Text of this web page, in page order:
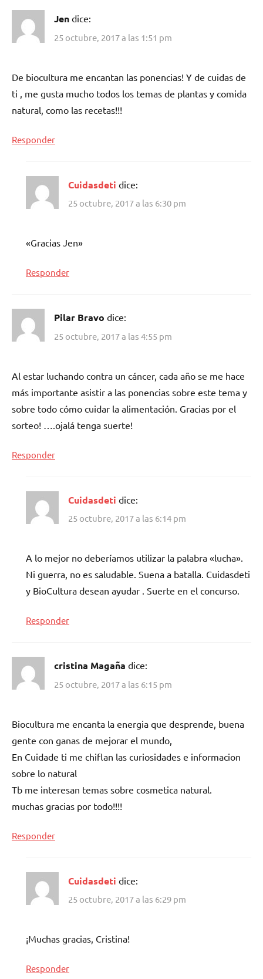
Jen dice:
25 octubre, 2017 a las 1:51 pm
De biocultura me encantan las ponencias! Y de cuidas de
ti , me gusta mucho todos los temas de plantas y comida
natural, como las recetas!!!
Responder
Cuidasdeti dice:
25 octubre, 2017 a las 6:30 pm
«Gracias Jen»
Responder
Pilar Bravo dice:
25 octubre, 2017 a las 4:55 pm
Al estar luchando contra un cáncer, cada año se me hace
más importante asistir a las ponencias sobre este tema y
sobre todo cómo cuidar la alimentación. Gracias por el
sorteo! ….ojalá tenga suerte!
Responder
Cuidasdeti dice:
25 octubre, 2017 a las 6:14 pm
A lo mejor no deberíamos utilizar la palabra «lucha».
Ni guerra, no es saludable. Suena a batalla. Cuidasdeti
y BioCultura desean ayudar . Suerte en el concurso.
Responder
cristina Magaña dice:
25 octubre, 2017 a las 6:15 pm
Biocultura me encanta la energia que desprende, buena
gente con ganas de mejorar el mundo,
En Cuidade ti me chiflan las curiosidades e informacion
sobre lo natural
Tb me interesan temas sobre cosmetica natural.
muchas gracias por todo!!!!
Responder
Cuidasdeti dice:
25 octubre, 2017 a las 6:29 pm
¡Muchas gracias, Cristina!
Responder